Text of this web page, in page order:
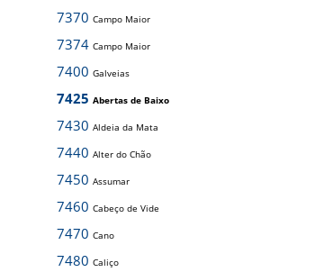
7370 Campo Maior
7374 Campo Maior
7400 Galveias
7425 Abertas de Baixo
7430 Aldeia da Mata
7440 Alter do Chão
7450 Assumar
7460 Cabeço de Vide
7470 Cano
7480 Caliço